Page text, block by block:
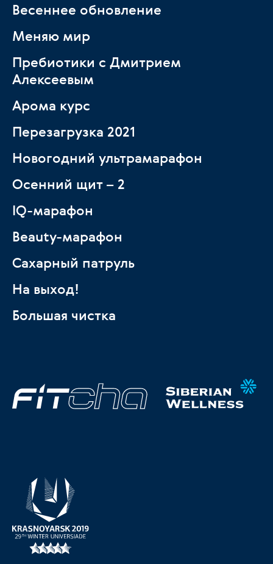
Весеннее обновление
Меняю мир
Пребиотики с Дмитрием
Алексеевым
Арома курс
Перезагрузка 2021
Новогодний ультрамарафон
Осенний щит – 2
IQ-марафон
Beauty-марафон
Сахарный патруль
На выход!
Большая чистка